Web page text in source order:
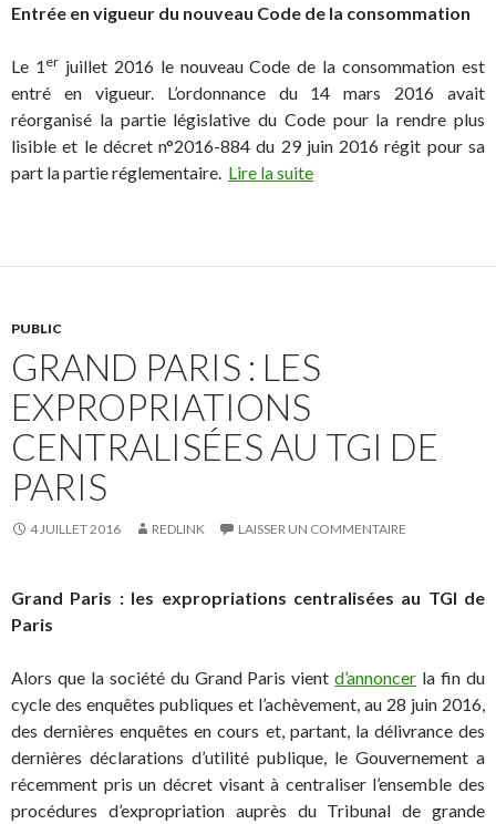
Entrée en vigueur du nouveau Code de la consommation
Le 1 erjuillet 2016 le nouveau Code de la consommation est
entré en vigueur. L’ordonnance du 14 mars 2016 avait
réorganisé la partie législative du Code pour la rendre plus
lisible et le décret n°2016-884 du 29 juin 2016 régit pour sa
part la partie réglementaire. Lire la suite
PUBLIC
GRAND PARIS : LES
EXPROPRIATIONS
CENTRALISÉES AU TGI DE
PARIS
4 JUILLET 2016 REDLINK LAISSER UN COMMENTAIRE
Grand Paris : les expropriations centralisées au TGI de
Paris
Alors que la société du Grand Paris vientd’annoncer la fin du
cycle des enquêtes publiques et l’achèvement, au 28 juin 2016,
des dernières enquêtes en cours et, partant, la délivrance des
dernières déclarations d’utilité publique, le Gouvernement a
récemment pris un décret visant à centraliser l’ensemble des
procédures d’expropriation auprès du Tribunal de grande